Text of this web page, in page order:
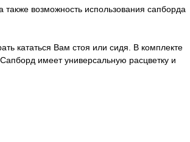
возможность использования сапборда
кататься Вам стоя или сидя. В комплекте
имеет универсальную расцветку и